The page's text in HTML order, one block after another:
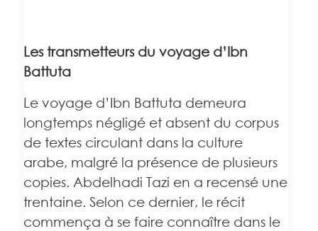
Les transmetteurs du voyage d’Ibn
Battuta
Le voyage d’Ibn Battuta demeura
longtemps négligé et absent du corpus
de textes circulant dans la culture
arabe, malgré la présence de plusieurs
copies. Abdelhadi Tazi en a recensé une
trentaine. Selon ce dernier, le récit
commença à se faire connaître dans le